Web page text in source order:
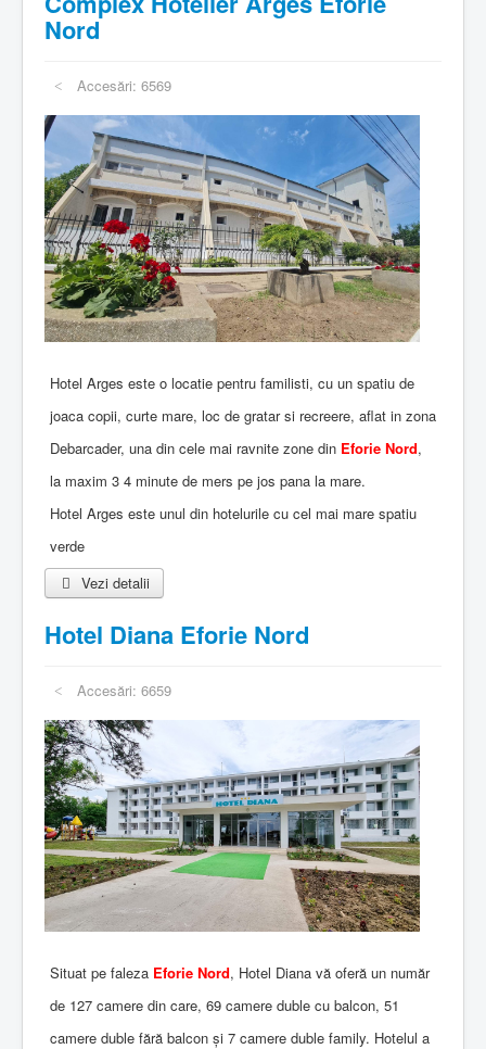
Nord
Accesări: 6569
Hotel Arges este o locatie pentru familisti, cu un spatiu de
joaca copii, curte mare, loc de gratar si recreere, aflat in zona
Debarcader, una din cele mai ravnite zone din Eforie Nord,
la maxim 3 4 minute de mers pe jos pana la mare.
Hotel Arges este unul din hotelurile cu cel mai mare spatiu
verde
Vezi detalii
Hotel Diana Eforie Nord
Accesări: 6659
Situat pe faleza Eforie Nord, Hotel Diana vă oferă un număr
de 127 camere din care, 69 camere duble cu balcon, 51
camere duble fără balcon și 7 camere duble family. Hotelul a